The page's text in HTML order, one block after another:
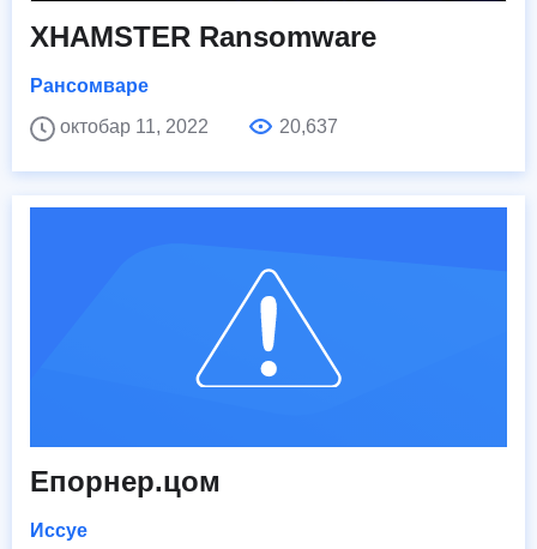
XHAMSTER Ransomware
Рансомваре
октобар 11, 2022
20,637
Епорнер.цом
Иссуе